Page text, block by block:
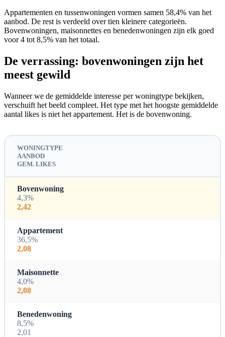
Appartementen en tussenwoningen vormen samen 58,4% van het
aanbod. De rest is verdeeld over tien kleinere categorieën.
Bovenwoningen, maisonnettes en benedenwoningen zijn elk goed
voor 4 tot 8,5% van het totaal.
De verrassing: bovenwoningen zijn het
meest gewild
Wanneer we de gemiddelde interesse per woningtype bekijken,
verschuift het beeld compleet. Het type met het hoogste gemiddelde
aantal likes is niet het appartement. Het is de bovenwoning.
WONINGTYPE
AANBOD
GEM. LIKES
Bovenwoning
4,3%
2,42
Appartement
36,5%
2,08
Maisonnette
4,0%
2,08
Benedenwoning
8,5%
2,01